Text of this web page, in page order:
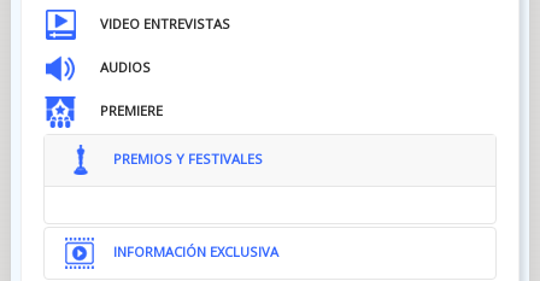
VIDEO ENTREVISTAS
AUDIOS
PREMIERE
PREMIOS Y FESTIVALES
INFORMACIÓN EXCLUSIVA